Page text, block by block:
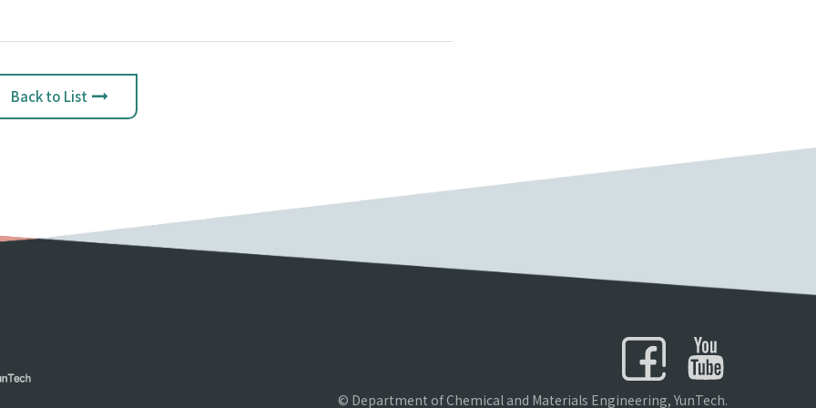
Back to List
© Department of Chemical and Materials Engineering, YunTech.